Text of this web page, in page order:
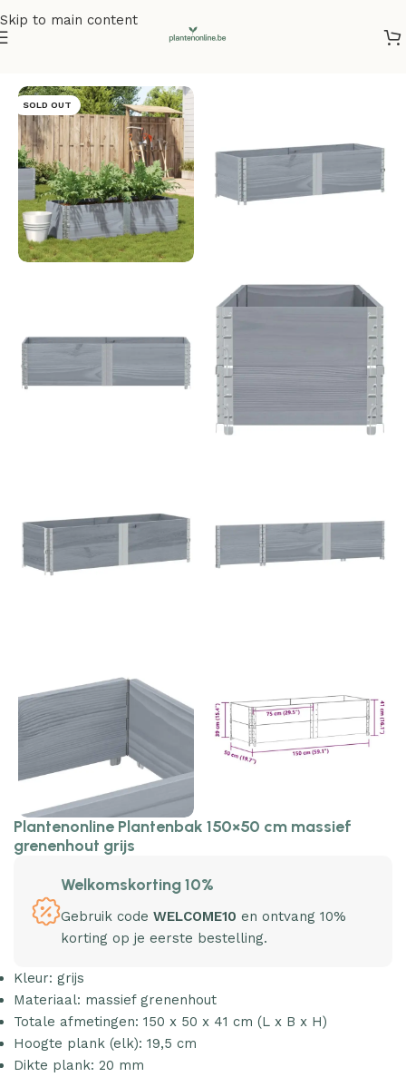
Skip to main content
SOLD OUT
Plantenonline Plantenbak 150×50 cm massief
grenenhout grijs
Welkomskorting 10%
Gebruik code WELCOME10 en ontvang 10%
korting op je eerste bestelling.
Kleur: grijs
Materiaal: massief grenenhout
Totale afmetingen: 150 x 50 x 41 cm (L x B x H)
Hoogte plank (elk): 19,5 cm
Dikte plank: 20 mm